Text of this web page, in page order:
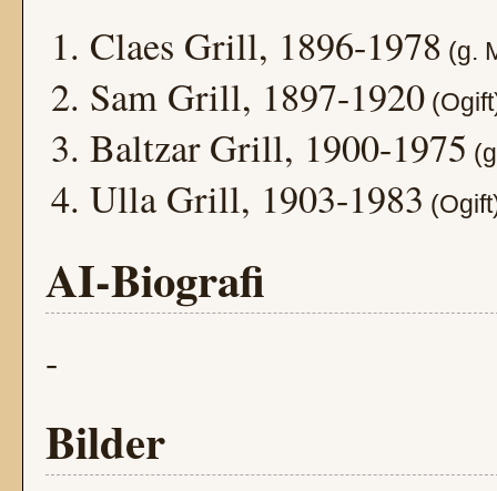
Claes Grill, 1896-1978 (g.
Sam Grill, 1897-1920
Baltzar Grill, 1900-1975
Ulla Grill, 1903-1983
AI-Biografi
-
Bilder